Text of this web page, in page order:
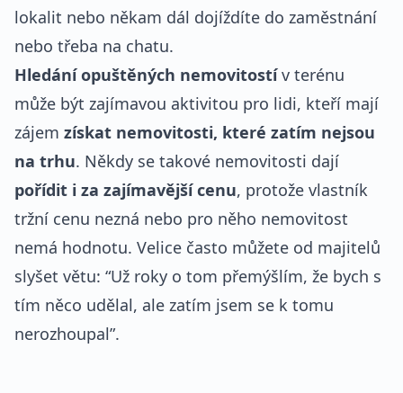
lokalit nebo někam dál dojíždíte do zaměstnání
nebo třeba na chatu.
Hledání opuštěných nemovitostív terénu
může být zajímavou aktivitou pro lidi, kteří mají
zájem získat nemovitosti, které zatím nejsou
na trhu. Někdy se takové nemovitosti dají
pořídit i za zajímavější cenu, protože vlastník
tržní cenu nezná nebo pro něho nemovitost
nemá hodnotu. Velice často můžete od majitelů
slyšet větu: “Už roky o tom přemýšlím, že bych s
tím něco udělal, ale zatím jsem se k tomu
nerozhoupal”.